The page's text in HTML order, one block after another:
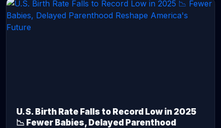
U.S. Birth Rate Falls to Record Low in 2025
📉 Fewer Babies, Delayed Parenthood